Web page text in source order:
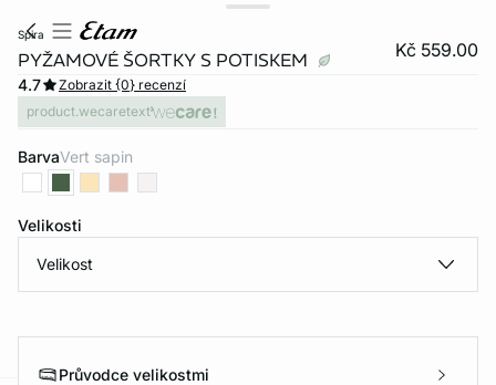
spira
PYŽAMOVÉ ŠORTKY S POTISKEM Kč 559.00
4.7
Zobrazit {0} recenzí
product.wecaretext
Barva vert sapin
Velikosti
Velikost
Průvodce velikostmi